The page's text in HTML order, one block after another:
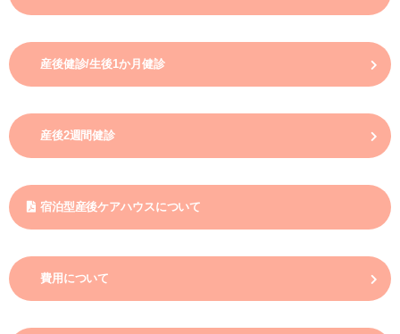
産後健診/生後1か月健診
産後2週間健診
宿泊型産後ケアハウスについて
費用について